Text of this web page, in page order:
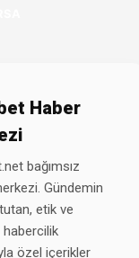
Haber
bağımsız
Gündemin
tutan, etik ve
habercilik
özel içerikler